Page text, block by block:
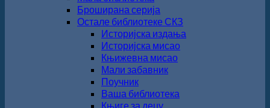
Броширана серија
Остале библиотеке СКЗ
Историјска издања
Историјска мисао
Књижевна мисао
Мали забавник
Поучник
Ваша библиотека
Књиге за децу